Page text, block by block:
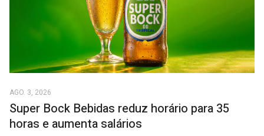
AGO. 3, 2026
Super Bock Bebidas reduz horário para 35
horas e aumenta salários